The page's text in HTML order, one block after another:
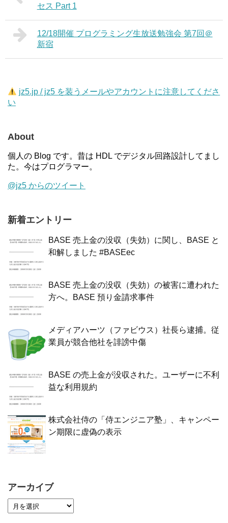
セス Part 1
12/18開催 プログラミング生放送勉強会 第7回＠
新宿
jz5.jp / jz5 を装うメールやアカウントに注意してくださ
い
About
個人の Blog です。昔は HDL でデジタル回路設計してまし
た。今はプログラマー。
@jz5 からのツイート
新着エントリー
BASE 売上金の没収（失効）に関し、BASE と
和解しました #BASEec
BASE 売上金の没収（失効）の被害に遭われた
方へ。BASE 預り金請求事件
メディアハーツ（ファビウス）社長ら逮捕。従
業員が競合他社を誹謗中傷
BASE の売上金が没収された。ユーザーに不利
益な利用規約
株式会社侍の「侍エンジニア塾」、キャンペー
ン期限に虚偽の表示
アーカイブ